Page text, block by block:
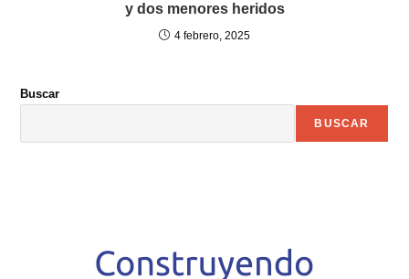
y dos menores heridos
4 febrero, 2025
Buscar
BUSCAR